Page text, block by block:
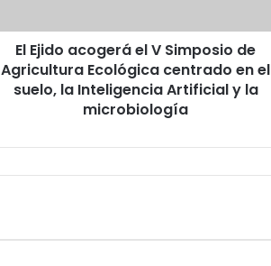
El Ejido acogerá el V Simposio de
Agricultura Ecológica centrado en el
suelo, la Inteligencia Artificial y la
microbiología